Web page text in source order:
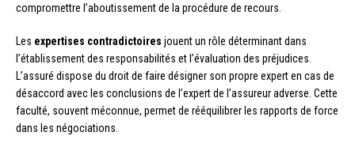
compromettre l’aboutissement de la procédure de recours.
Les expertises contradictoires jouent un rôle déterminant dans
l’établissement des responsabilités et l’évaluation des préjudices.
L’assuré dispose du droit de faire désigner son propre expert en cas de
désaccord avec les conclusions de l’expert de l’assureur adverse. Cette
faculté, souvent méconnue, permet de rééquilibrer les rapports de force
dans les négociations.